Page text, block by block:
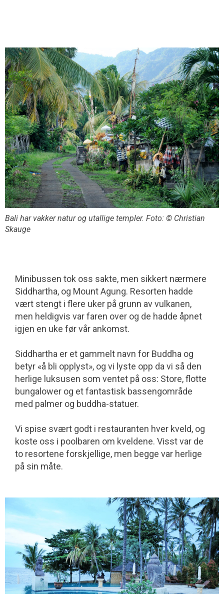
Bali har vakker natur og utallige templer. Foto: © Christian
Skauge
Minibussen tok oss sakte, men sikkert nærmere
Siddhartha, og Mount Agung. Resorten hadde
vært stengt i flere uker på grunn av vulkanen,
men heldigvis var faren over og de hadde åpnet
igjen en uke før vår ankomst.
Siddhartha er et gammelt navn for Buddha og
betyr «å bli opplyst», og vi lyste opp da vi så den
herlige luksusen som ventet på oss: Store, flotte
bunga­lower og et fantastisk bassengområde
med palmer og buddha-statuer.
Vi spise svært godt i restauranten hver kveld, og
koste oss i poolbaren om kveldene. Visst var de
to resortene forskjellige, men begge var herlige
på sin måte.